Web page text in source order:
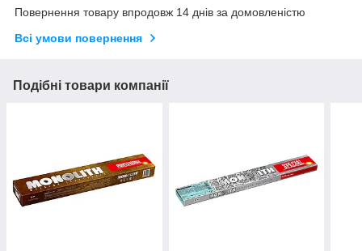
Повернення товару впродовж 14 днів за домовленістю
Всі умови повернення
Подібні товари компанії